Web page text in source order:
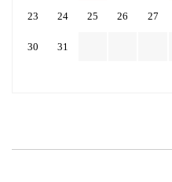
23 24 25 26 27
30 31